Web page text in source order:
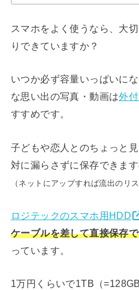
スマホをよく使うなら、大
りできていますか？
いつか必ず容量いっぱいに
な思い出の写真・動画は外
すすめです。
子どもや恋人とのちょっと
対に漏らさずに保存できます
（ネットにアップすれば流出のリ
ロジテックのスマホ用HDD
ケーブルを差して直接保存
っています。
1万円くらいで1TB（